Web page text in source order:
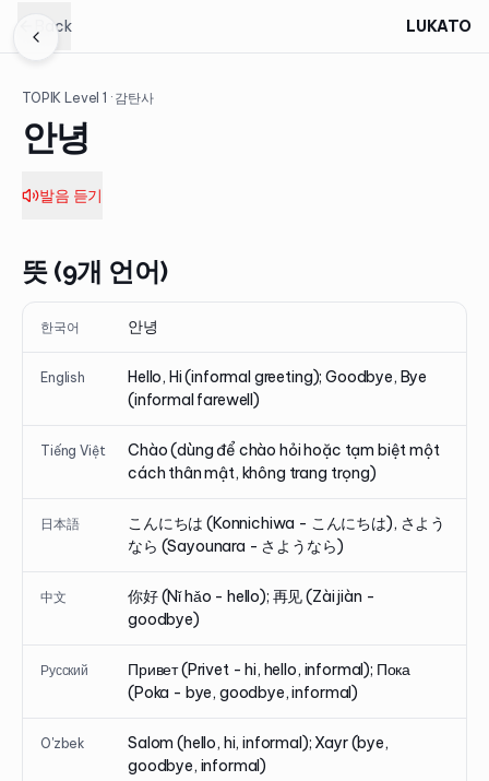
Back LUKATO
TOPIK Level1 · 감탄사
안녕
발음 듣기
뜻 (9개 언어)
한국어 안녕
English
Hello, Hi (informal greeting); Goodbye, Bye
(informal farewell)
Tiếng Việt
Chào (dùng để chào hỏi hoặc tạm biệt một
cách thân mật, không trang trọng)
日本語
こんにちは (Konnichiwa - こんにちは), さよう
なら (Sayounara - さようなら)
中文
你好 (Nǐ hǎo - hello); 再见 (Zài jiàn -
goodbye)
Русский
Привет (Privet - hi, hello, informal); Пока
(Poka - bye, goodbye, informal)
O'zbek
Salom (hello, hi, informal); Xayr (bye,
goodbye, informal)